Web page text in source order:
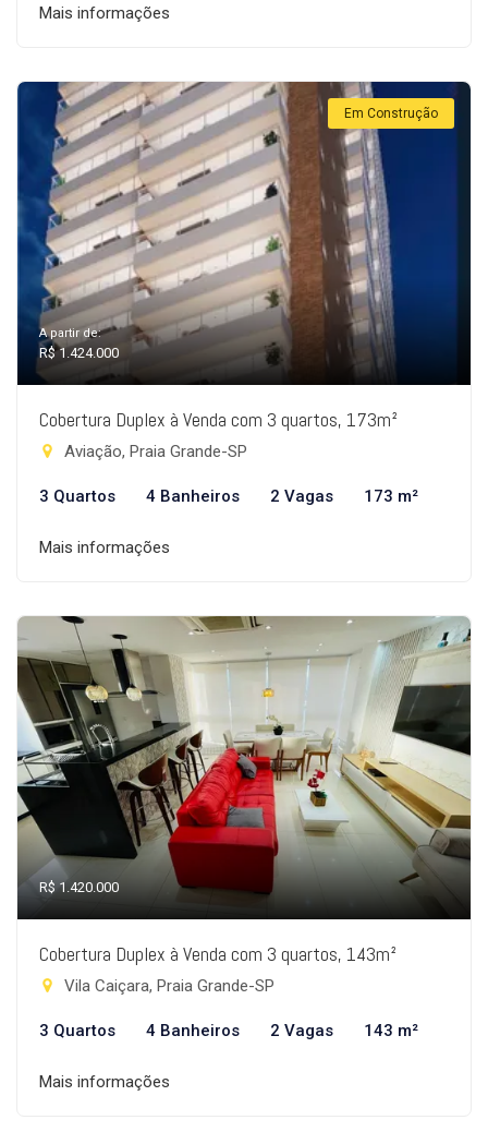
Mais informações
Em Construção
A partir de:
R$ 1.424.000
Cobertura Duplex à Venda com 3 quartos, 173m²
Aviação, Praia Grande-SP
3 Quartos 4 Banheiros 2 Vagas 173 m²
Mais informações
R$ 1.420.000
Cobertura Duplex à Venda com 3 quartos, 143m²
Vila Caiçara, Praia Grande-SP
3 Quartos 4 Banheiros 2 Vagas 143 m²
Mais informações